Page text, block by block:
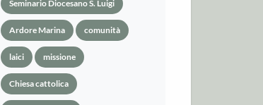
Seminario Diocesano S. Luigi
Ardore Marina comunità
laici missione
Chiesa cattolica